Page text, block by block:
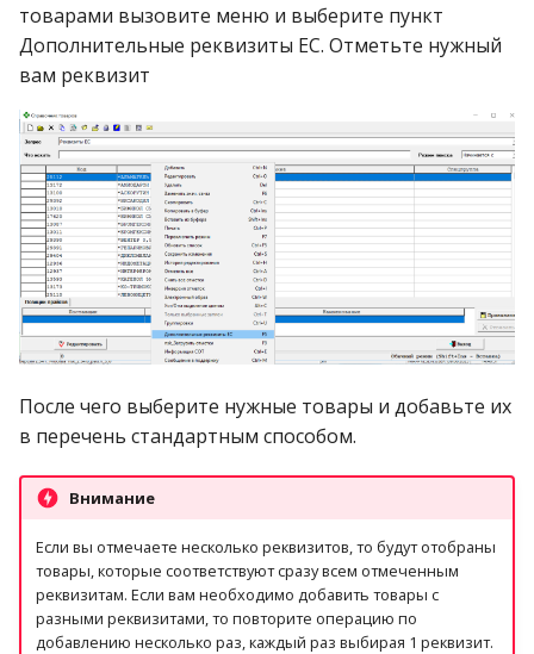
товарами вызовите меню и выберите пункт
Дополнительные реквизиты ЕС. Отметьте нужный
вам реквизит
После чего выберите нужные товары и добавьте их
в перечень стандартным способом.
Внимание
Если вы отмечаете несколько реквизитов, то будут отобраны
товары, которые соответствуют сразу всем отмеченным
реквизитам. Если вам необходимо добавить товары с
разными реквизитами, то повторите операцию по
добавлению несколько раз, каждый раз выбирая 1 реквизит.